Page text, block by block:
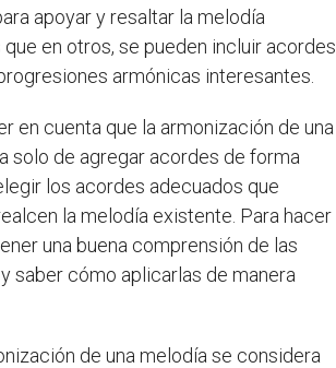
apoyar y resaltar la melodía
en otros, se pueden incluir acordes
armónicas interesantes.
en cuenta que la armonización de una
solo de agregar acordes de forma
los acordes adecuados que
la melodía existente. Para hacer
una buena comprensión de las
saber cómo aplicarlas de manera
de una melodía se considera